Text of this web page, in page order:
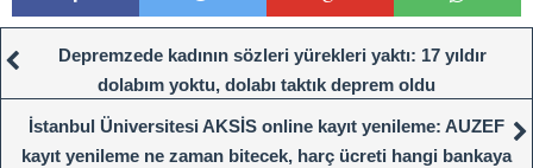
Depremzede kadının sözleri yürekleri yaktı: 17 yıldır
dolabım yoktu, dolabı taktık deprem oldu
İstanbul Üniversitesi AKSİS online kayıt yenileme: AUZEF
kayıt yenileme ne zaman bitecek, harç ücreti hangi bankaya